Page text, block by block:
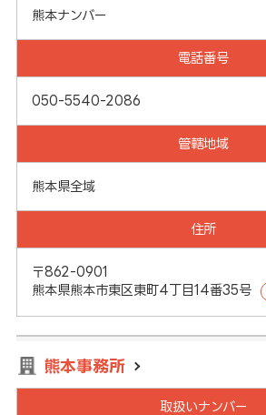
熊本ナンバー
電話番号
050-5540-2086
管轄地域
熊本県全域
住所
〒862-0901
熊本県熊本市東区東町4丁目14番35号
熊本事務所
取扱いナンバー